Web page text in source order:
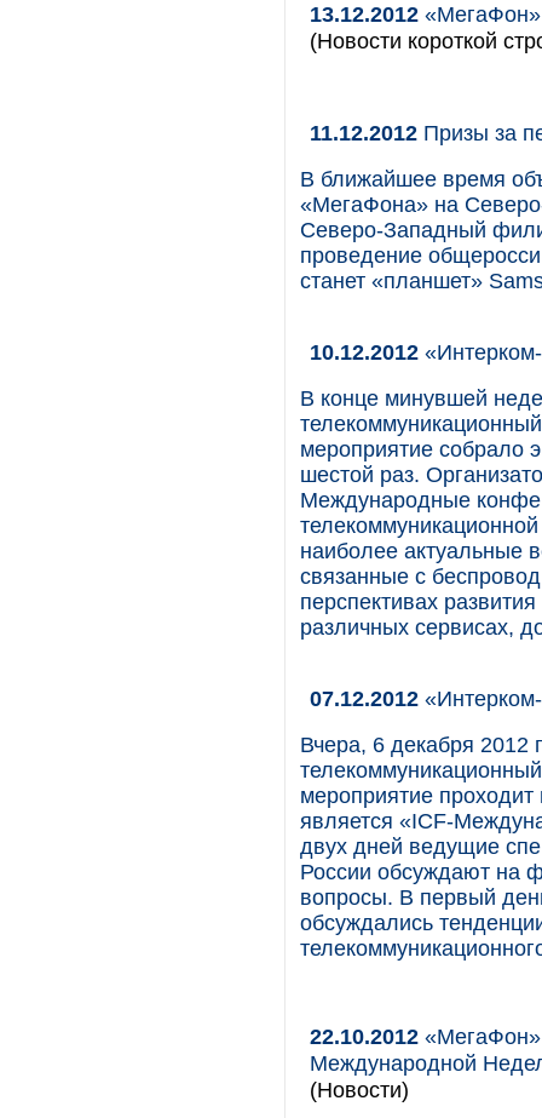
13.12.2012 «МегаФон»
(Новости короткой
11.12.2012 Призы за
В ближайшее время
«МегаФона» на
Северо-Западный
проведение
станет «планшет»
10.12.2012
В конце минувшей
мероприятие собрало
шестой раз.
Международные
наиболее актуальные
связанные с
перспективах
различных сервисах,
07.12.2012
Вчера, 6 декабря 2012
мероприятие
является «ICF-
двух дней ведущие
России обсуждают на
вопросы. В первый
обсуждались
22.10.2012 «МегаФон»
Международной
(Новости)